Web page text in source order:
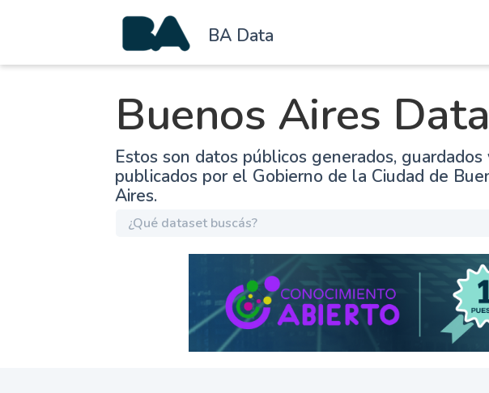
BA Data
Buenos Aires Data
Estos son datos públicos generados, guardados
publicados por el Gobierno de la Ciudad de
Aires.